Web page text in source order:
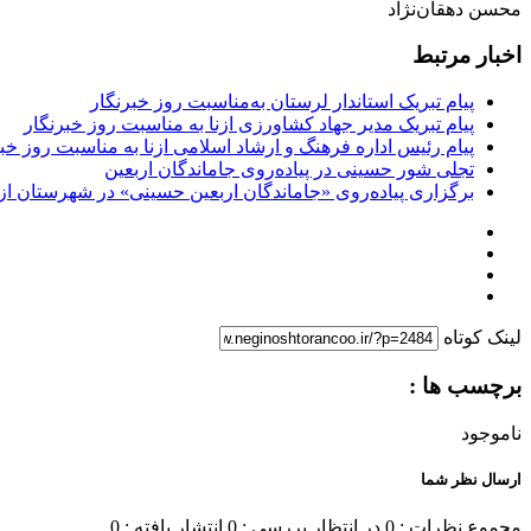
محسن دهقان‌نژاد
اخبار مرتبط
پیام تبریک استاندار لرستان به‌مناسبت روز خبرنگار
پیام تبریک مدیر جهاد کشاورزی ازنا به مناسبت روز خبرنگار
پیام رئیس اداره فرهنگ و ارشاد اسلامی ازنا به مناسبت روز
تجلی شور حسینی در پیاده‌روی جاماندگان اربعین
برگزاری پیاده‌روی «جاماندگان اربعین حسینی» در شهرستان
لینک کوتاه
برچسب ها :
ناموجود
ارسال نظر شما
مجموع نظرات : 0 در انتظار بررسی : 0 انتشار یافته : 0